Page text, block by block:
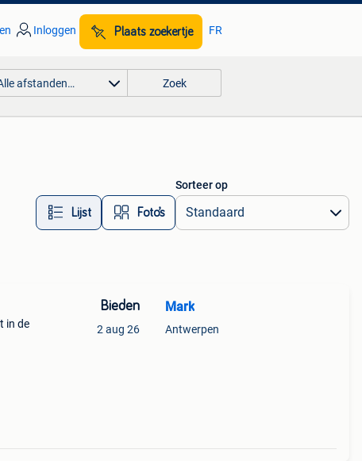
Inloggen Plaats zoekertje FR
afstanden… Zoek
Lijst Foto’s
Sorteer op
in de
Bieden
2 aug 26
Mark
Antwerpen